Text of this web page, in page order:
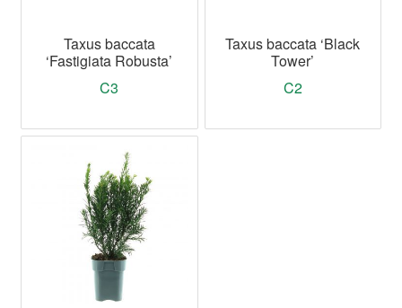
Taxus baccata
‘Fastigiata Robusta’
C3
Taxus baccata ‘Black
Tower’
C2